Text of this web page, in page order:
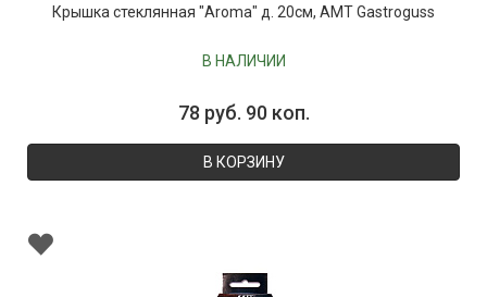
Крышка стеклянная "Aroma" д. 20см, AMT Gastroguss
В НАЛИЧИИ
78 руб. 90 коп.
В КОРЗИНУ